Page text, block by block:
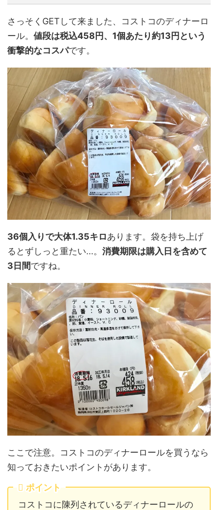
さっそくGETして来ました、コストコのディナーロ
ール。 値段は税込458円、1個あたり約13円という
衝撃的なコスパです。
36個入りで大体1.35キロあります。袋を持ち上げ
るとずしっと重たい...。 消費期限は購入日を含めて
3日間ですね。
ここで注意。コストコのディナーロールを買うなら
知っておきたいポイントがあります。
ポイント
コストコに陳列されているディナーロールの